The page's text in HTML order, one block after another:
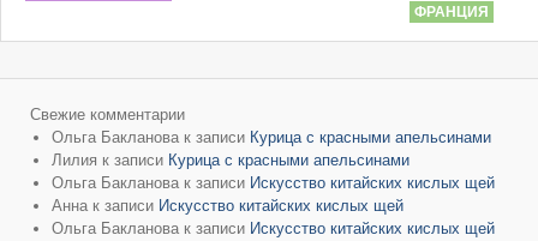
ФРАНЦИЯ
Свежие комментарии
Ольга Бакланова к записи Курица с красными апельсинами
Лилия к записи Курица с красными апельсинами
Ольга Бакланова к записи Искусство китайских кислых щей
Анна к записи Искусство китайских кислых щей
Ольга Бакланова к записи Искусство китайских кислых щей